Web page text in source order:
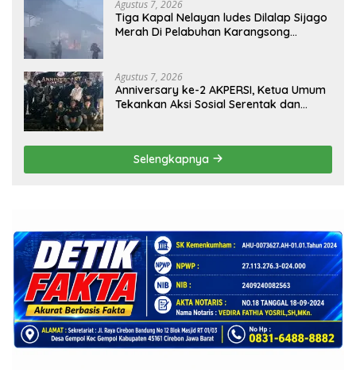
Agustus 7, 2026
Tiga Kapal Nelayan ludes Dilalap Sijago
Merah Di Pelabuhan Karangsong
Agustus 7, 2026
Anniversary ke-2 AKPERSI, Ketua Umum
Tekankan Aksi Sosial Serentak dan
Selengkapnya